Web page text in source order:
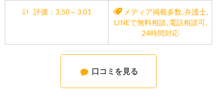
評価：3.50～3.01 メディア掲載多数,弁護士,
LINEで無料相談, 電話相談可,
24時間対応
口コミを見る